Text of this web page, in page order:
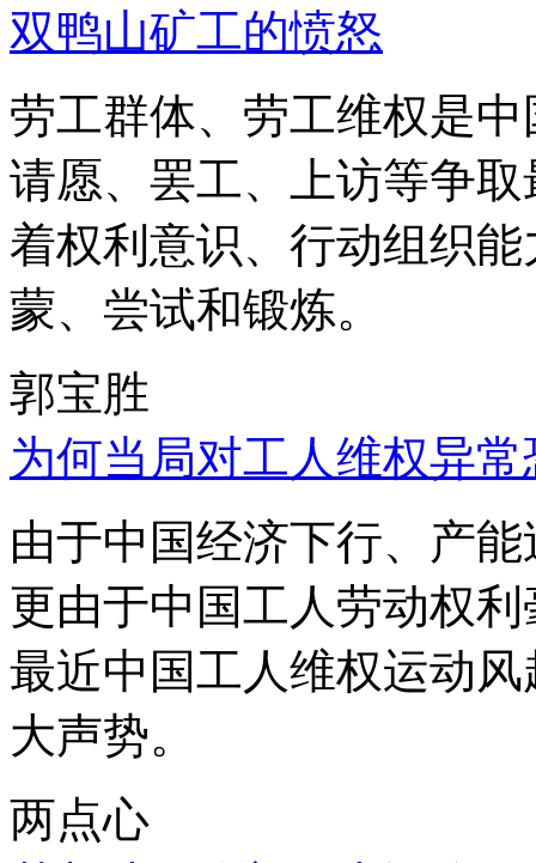
双鸭山矿工的愤怒
劳工群体、劳工维权是
请愿、罢工、上访等争
着权利意识、行动组织
蒙、尝试和锻炼。
郭宝胜
为何当局对工人维权异
由于中国经济下行、产
更由于中国工人劳动权
最近中国工人维权运动
大声势。
两点心